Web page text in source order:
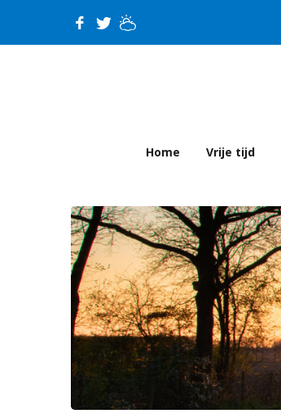
Home Vrije tijd